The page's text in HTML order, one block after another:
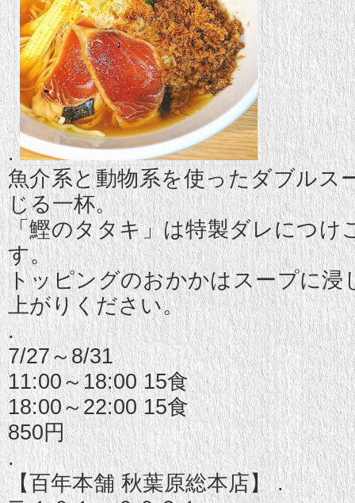
.
魚介系と動物系を使ったダブルス
じる一杯。
「鰹のタタキ」は特製ダレにつけ
す。
トッピングのおかかはスープに浸
上がりください。
.
7/27～8/31
11:00～18:00 15食
18:00～22:00 15食
850円
.
【百年本舗 秋葉原総本店】 .